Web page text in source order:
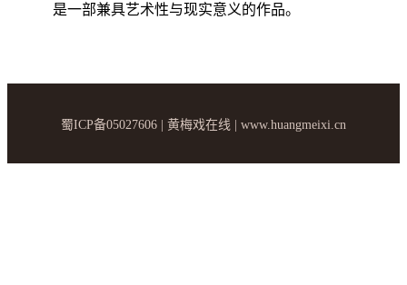
是一部兼具艺术性与现实意义的作品。
蜀ICP备05027606 | 黄梅戏在线 | www.huangmeixi.cn